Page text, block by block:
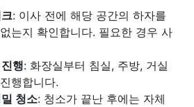
: 이사 전에 해당 공간의 하자를
는지 확인합니다. 필요한 경우 사
행: 화장실부터 침실, 주방, 거실
행합니다.
청소: 청소가 끝난 후에는 자체